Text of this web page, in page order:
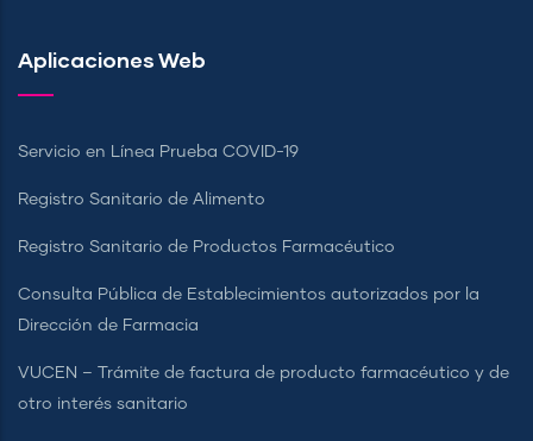
Aplicaciones Web
Servicio en Línea Prueba COVID-19
Registro Sanitario de Alimento
Registro Sanitario de Productos Farmacéutico
Consulta Pública de Establecimientos autorizados por la
Dirección de Farmacia
VUCEN – Trámite de factura de producto farmacéutico y de
otro interés sanitario